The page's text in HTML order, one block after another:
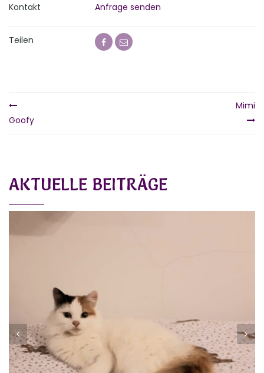
Kontakt Anfrage senden
Teilen
Goofy
Mimi
AKTUELLE BEITRÄGE
MATROSCHKA
Vermittelt